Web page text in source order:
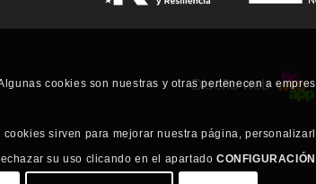
Diseño web
cookies son nuestras y otras pertenecen a
sirven para mejorar nuestra página,
su uso clicando en el apartado